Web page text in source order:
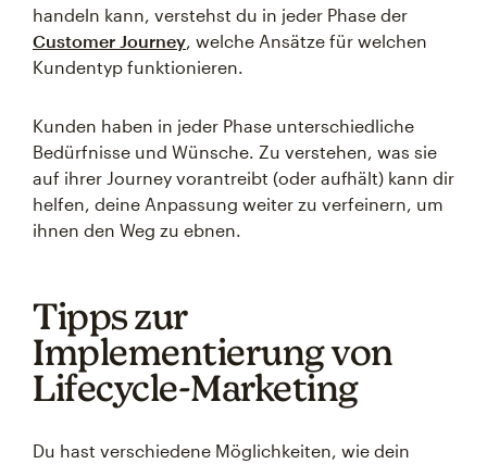
handeln kann, verstehst du in jeder Phase der
Customer Journey, welche Ansätze für welchen
Kundentyp funktionieren.
Kunden haben in jeder Phase unterschiedliche
Bedürfnisse und Wünsche. Zu verstehen, was sie
auf ihrer Journey vorantreibt (oder aufhält) kann dir
helfen, deine Anpassung weiter zu verfeinern, um
ihnen den Weg zu ebnen.
Tipps zur
Implementierung von
Lifecycle-Marketing
Du hast verschiedene Möglichkeiten, wie dein